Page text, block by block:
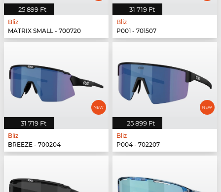
25 899 Ft
Bliz
MATRIX SMALL - 700720
31 719 Ft
Bliz
P001 - 701507
31 719 Ft
Bliz
BREEZE - 700204
25 899 Ft
Bliz
P004 - 702207